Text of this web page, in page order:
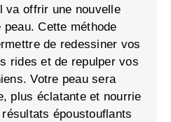
va offrir une nouvelle
Cette méthode
de redessiner vos
rides et de repulper vos
Votre peau sera
plus éclatante et nourrie
époustouflants